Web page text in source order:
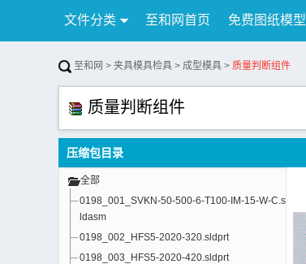
文件分类 至和网首页 免费图纸模型
行业资讯 公告 联系我们
至和网 > 夹具模具检具 > 成型模具 > 质量判断组件
质量判断组件
压缩包目录
全部
0198_001_SVKN-50-500-6-T100-IM-15-W-C.s
ldasm
0198_002_HFS5-2020-320.sldprt
0198_003_HFS5-2020-420.sldprt